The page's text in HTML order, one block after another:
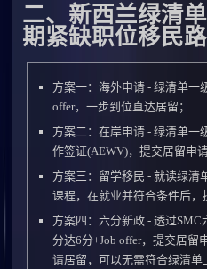
二、新西兰绿清
期紧缺职位移民路
方案一：海外申请 - 绿清单一
offer，一步到位直达居留；
方案二：在岸申请 - 绿清单一
作签证(AEWV)，提交居留申请
方案三：留学移民 - 就读绿清
课程，在就业并符合条件后，
方案四：六分新政 - 透过
分达6分+Job offer，提交居留
请居留，可以无需符合绿清